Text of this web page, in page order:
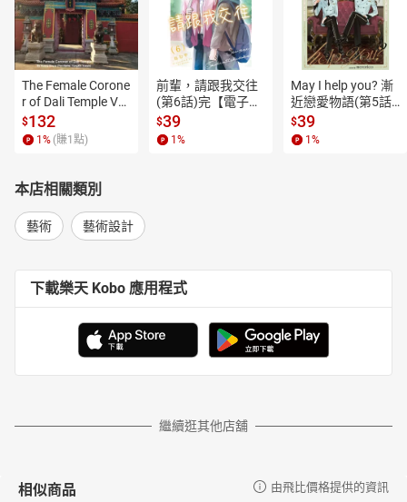
The Female Corone
r of Dali Temple Vo
l.6【有聲書】
$132
1 % (賺1 點)
前輩，請跟我交往
(第6話)完【電子
書】
$39
1 %
May I help you? 漸
近戀愛物語(第5話)
【電子書】
$39
1 %
本店相關類別
藝術 藝術設計
下載樂天 Kobo 應用程式
繼續逛其他店舖
相似商品 由飛比價格提供的資訊